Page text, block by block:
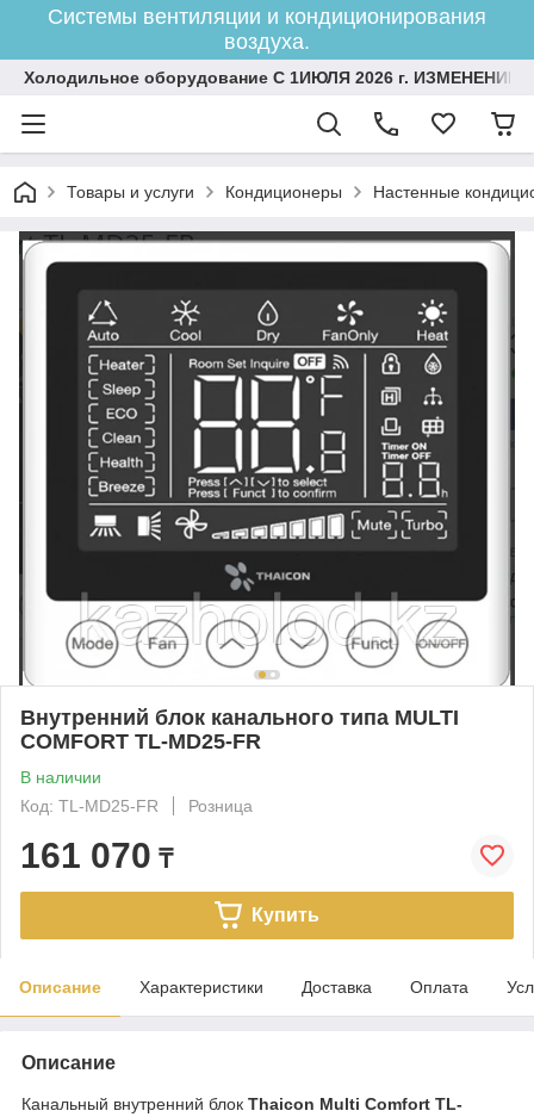
Системы вентиляции и кондиционирования
воздуха.
Холодильное оборудование С 1ИЮЛЯ 2026 г.
Товары и услуги Кондиционеры Настенные
Внутренний блок канального типа MULTI
COMFORT TL-MD25-FR
В наличии
Код: TL-MD25-FR
Розница
161 070 ₸
Купить
Описание Характеристики Доставка Оплата
Описание
Канальный внутренний блок Thaicon Multi Comfort TL-